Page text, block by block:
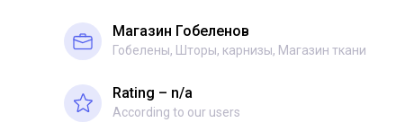
Магазин Гобеленов
Гобелены, Шторы, карнизы, Магазин ткани
Rating – n/a
According to our users